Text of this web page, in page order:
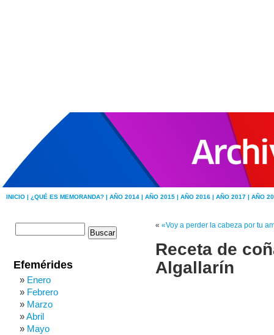
INICIO | ¿QUÉ ES MEMORANDA? | AÑO 2014 | AÑO 2015 | AÑO 2016 | AÑO 2017 | AÑO
« «Voy a perder la cabeza por tu
Receta de
Algallarín
Efemérides
Enero
Febrero
Marzo
Abril
Mayo